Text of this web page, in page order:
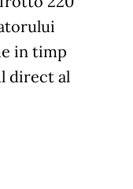
in timp
direct al